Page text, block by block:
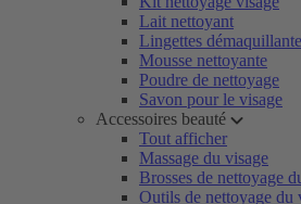
Lait nettoyant
Lingettes
Mousse nettoyante
Poudre de nettoyage
Savon pour le visage
Accessoires beauté
Tout afficher
Massage du visage
Brosses de nettoyage
Outils de nettoyage du